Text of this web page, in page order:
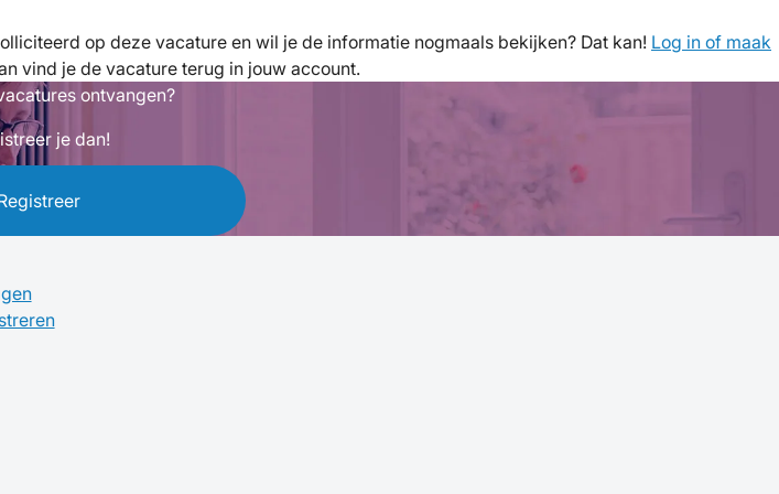
op deze vacature en wil je de informatie nogmaals bekijken? Dat kan! Log in of maak
vind je de vacature terug in jouw account.
ontvangen?
je dan!